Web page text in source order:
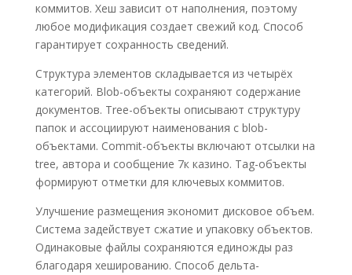
коммитов. Хеш зависит от наполнения, поэтому
любое модификация создает свежий код. Способ
гарантирует сохранность сведений.
Структура элементов складывается из четырёх
категорий. Blob-объекты сохраняют содержание
документов. Tree-объекты описывают структуру
папок и ассоциируют наименования с blob-
объектами. Commit-объекты включают отсылки на
tree, автора и сообщение 7к казино. Tag-объекты
формируют отметки для ключевых коммитов.
Улучшение размещения экономит дисковое объем.
Система задействует сжатие и упаковку объектов.
Одинаковые файлы сохраняются единожды раз
благодаря хешированию. Способ дельта-